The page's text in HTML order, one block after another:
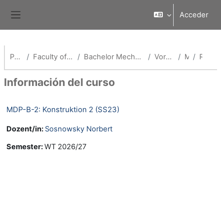
Acceder
Página Principal Faculty of Natural Sciences and Industrial Engineering Bachelor Mechatronik - Schwerpunkt Digitale Produktion (Lehrstandort Cham) Vorherige Semester (MDP-B) MDP SS 23
Información del curso
MDP-B-2: Konstruktion 2 (SS23)
Dozent/in: Sosnowsky Norbert
Semester:WT 2026/27